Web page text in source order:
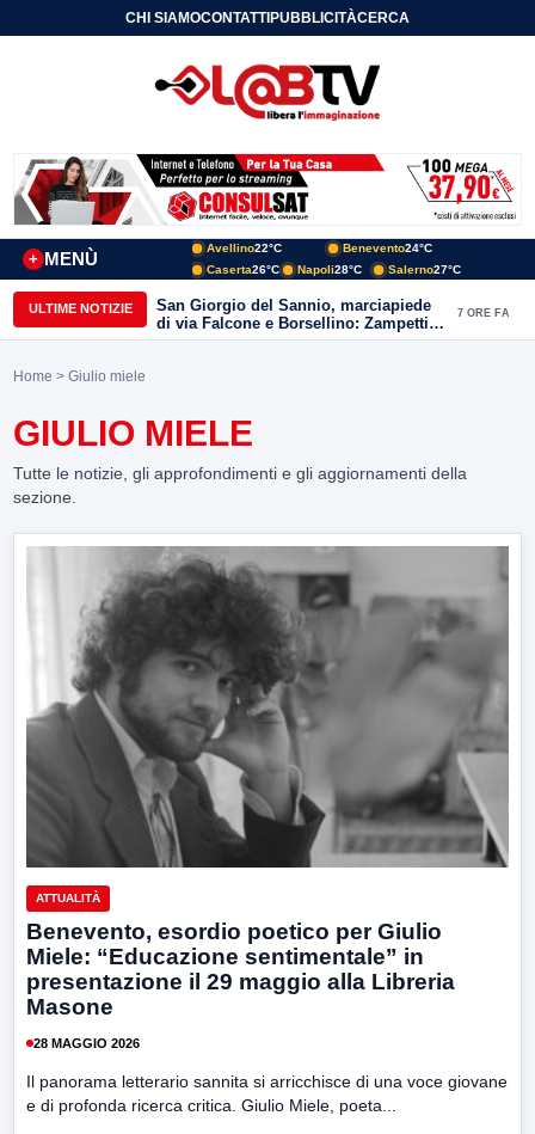
CHI SIAMOCONTATTIPUBBLICITÀCERCA
MENÙ
+
Avellino22°C Benevento24°C
Caserta26°C Napoli28°C Salerno27°C
ULTIME NOTIZIE
San Giorgio del Sannio, marciapiede
di via Falcone e Borsellino: Zampetti e
Lombardi replicano alle polemiche
7 ORE FA
Home > Giulio miele
GIULIO MIELE
Tutte le notizie, gli approfondimenti e gli aggiornamenti della
sezione.
ATTUALITÀ
Benevento, esordio poetico per Giulio
Miele: “Educazione sentimentale” in
presentazione il 29 maggio alla Libreria
Masone
28 MAGGIO 2026
Il panorama letterario sannita si arricchisce di una voce giovane
e di profonda ricerca critica. Giulio Miele, poeta...